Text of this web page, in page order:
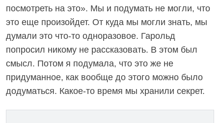
посмотреть на это». Мы и подумать не могли, что
это еще произойдет. От куда мы могли знать, мы
думали это что-то одноразовое. Гарольд
попросил никому не рассказовать. В этом был
смысл. Потом я подумала, что это же не
придуманное, как вообще до этого можно было
додуматься. Какое-то время мы хранили секрет.